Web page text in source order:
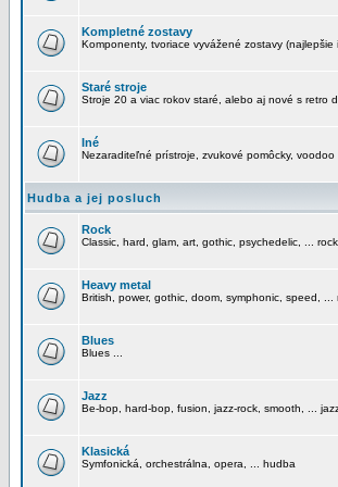
Kompletné zostavy
Komponenty, tvoriace vyvážené zostavy
Staré stroje
Stroje 20 a viac rokov staré, alebo aj nové s retro
Iné
Nezaraditeľné prístroje, zvukové pomôcky, voodoo
Hudba a jej posluch
Rock
Classic, hard, glam, art, gothic, psychedelic, ... rock
Heavy metal
British, power, gothic, doom, symphonic, speed, ...
Blues
Blues ...
Jazz
Be-bop, hard-bop, fusion, jazz-rock, smooth, ...
Klasická
Symfonická, orchestrálna, opera, ... hudba